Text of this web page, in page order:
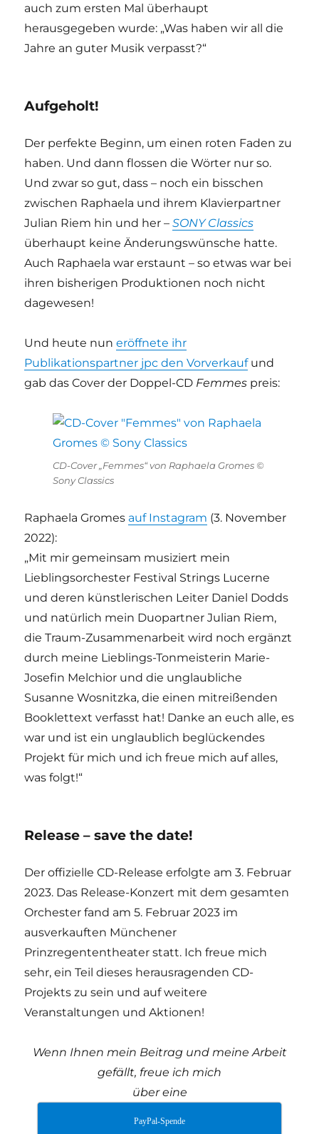
auch zum ersten Mal überhaupt
herausgegeben wurde: „Was haben wir all die
Jahre an guter Musik verpasst?“
Aufgeholt!
Der perfekte Beginn, um einen roten Faden zu
haben. Und dann flossen die Wörter nur so.
Und zwar so gut, dass – noch ein bisschen
zwischen Raphaela und ihrem Klavierpartner
Julian Riem hin und her –SONY Classics
überhaupt keine Änderungswünsche hatte.
Auch Raphaela war erstaunt – so etwas war bei
ihren bisherigen Produktionen noch nicht
dagewesen!
Und heute nuneröffnete ihr
Publikationspartner jpc den Vorverkaufund
gab das Cover der Doppel-CD Femmes preis:
CD-Cover „Femmes“ von Raphaela Gromes ©
Sony Classics
Raphaela Gromes auf Instagram (3. November
2022):
„Mit mir gemeinsam musiziert mein
Lieblingsorchester Festival Strings Lucerne
und deren künstlerischen Leiter Daniel Dodds
und natürlich mein Duopartner Julian Riem,
die Traum-Zusammenarbeit wird noch ergänzt
durch meine Lieblings-Tonmeisterin Marie-
Josefin Melchior und die unglaubliche
Susanne Wosnitzka, die einen mitreißenden
Booklettext verfasst hat! Danke an euch alle, es
war und ist ein unglaublich beglückendes
Projekt für mich und ich freue mich auf alles,
was folgt!“
Release – save the date!
Der offizielle CD-Release erfolgte am 3. Februar
2023. Das Release-Konzert mit dem gesamten
Orchester fand am 5. Februar 2023 im
ausverkauften Münchener
Prinzregententheater statt. Ich freue mich
sehr, ein Teil dieses herausragenden CD-
Projekts zu sein und auf weitere
Veranstaltungen und Aktionen!
Wenn Ihnen mein Beitrag und meine Arbeit
gefällt, freue ich mich
über eine
PayPal-Spende